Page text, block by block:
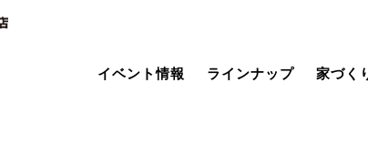
イベント情報 ラインナップ 家づく